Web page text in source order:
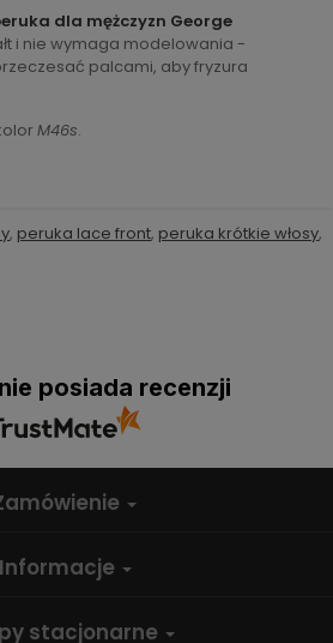
dla mężczyzn George
i nie wymaga modelowania -
palcami, aby fryzura
M46s.
, peruka lace front, peruka krótkie włosy,
posiada recenzji
Informacje
stacjonarne